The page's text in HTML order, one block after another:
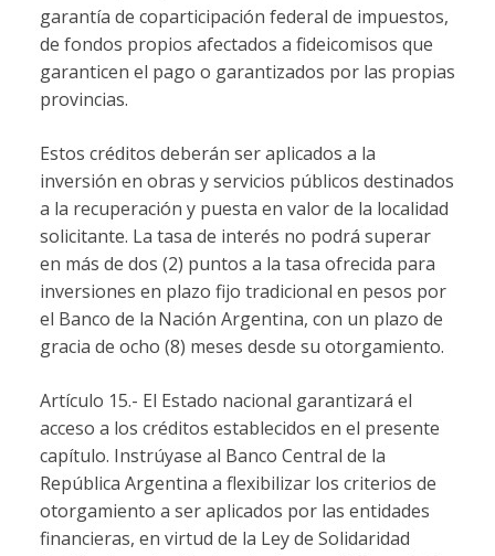
garantía de coparticipación federal de impuestos,
de fondos propios afectados a fideicomisos que
garanticen el pago o garantizados por las propias
provincias.
Estos créditos deberán ser aplicados a la
inversión en obras y servicios públicos destinados
a la recuperación y puesta en valor de la localidad
solicitante. La tasa de interés no podrá superar
en más de dos (2) puntos a la tasa ofrecida para
inversiones en plazo fijo tradicional en pesos por
el Banco de la Nación Argentina, con un plazo de
gracia de ocho (8) meses desde su otorgamiento.
Artículo 15.- El Estado nacional garantizará el
acceso a los créditos establecidos en el presente
capítulo. Instrúyase al Banco Central de la
República Argentina a flexibilizar los criterios de
otorgamiento a ser aplicados por las entidades
financieras, en virtud de la Ley de Solidaridad